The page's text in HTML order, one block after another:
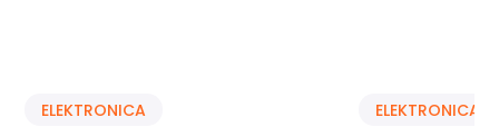
ELEKTRONICA ELEKTRONICA